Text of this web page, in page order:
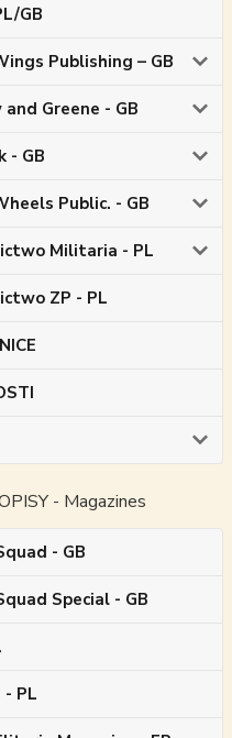
GB
Publishing – GB
Greene - GB
- GB
Public. - GB
Militaria - PL
ZP - PL
- Magazines
- GB
Special - GB
PL